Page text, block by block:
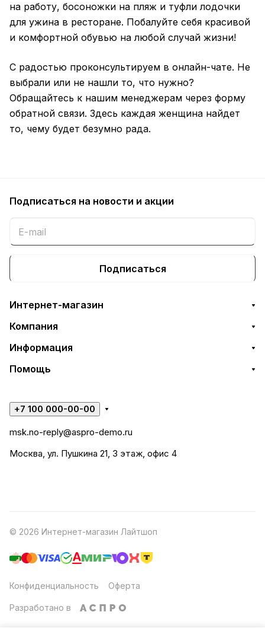
на работу, босоножки на пляж и туфли лодочки
для ужина в ресторане. Побалуйте себя красивой
и комфортной обувью на любой случай жизни!
С радостью проконсультируем в онлайн-чате. Не
выбрали или не нашли то, что нужно?
Обращайтесь к нашим менеджерам через форму
обратной связи. Здесь каждая женщина найдет
то, чему будет безумно рада.
Подписаться на новости и акции
Подписаться
Интернет-магазин
Компания
Информация
Помощь
+7 100 000-00-00
msk.no-reply@aspro-demo.ru
Москва, ул. Пушкина 21, 3 этаж, офис 4
© 2026 Интернет-магазин Лайтшоп
Конфиденциальность Оферта
Разработано в